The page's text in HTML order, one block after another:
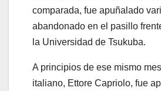
comparada, fue apuñalado
abandonado en el pasillo
la Universidad de Tsukuba.
A principios de ese mismo
italiano, Ettore Capriolo, fue